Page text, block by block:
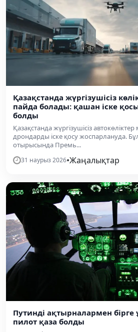
Қазақстанда жүргізушісіз
пайда болады: қашан іске
болды
Қазақстанда жүргізушісіз
дрондарды іске қосу жоспарлануда.
отырысында Премь...
31 наурыз 2026•Жаңалықтар
Путинді ақтырналармен бірге
пилот қаза болды